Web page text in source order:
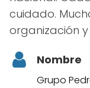
cuidado.
organización
Nombre
Grupo